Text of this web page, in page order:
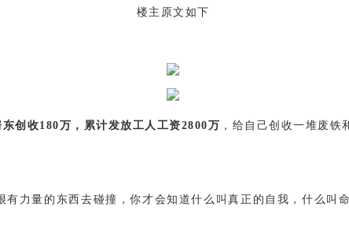
楼主原文如下
创收180万，累计发放工人工资2800万 ，给自己创收一堆废
力量的东西去碰撞，你才会知道什么叫真正的自我，什么叫